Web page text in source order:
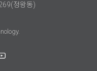
정왕동)